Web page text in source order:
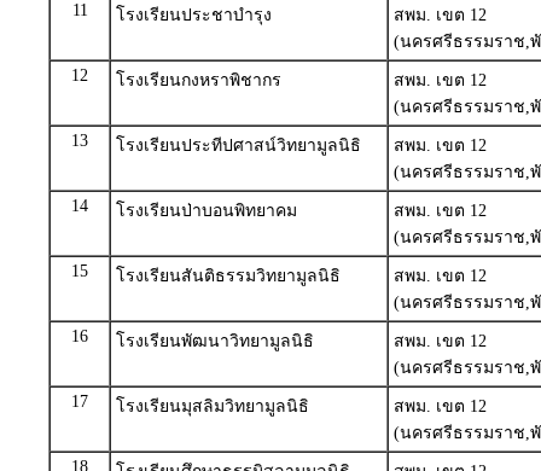
11
โรงเรียนประชาบำรุง
สพม. เขต 12
(นครศรีธรรมราช,
12
โรงเรียนกงหราพิชากร
สพม. เขต 12
(นครศรีธรรมราช,
13
โรงเรียนประทีปศาสน์วิทยามูลนิธิ
สพม. เขต 12
(นครศรีธรรมราช,
14
โรงเรียนป่าบอนพิทยาคม
สพม. เขต 12
(นครศรีธรรมราช,
15
โรงเรียนสันติธรรมวิทยามูลนิธิ
สพม. เขต 12
(นครศรีธรรมราช,
16
โรงเรียนพัฒนาวิทยามูลนิธิ
สพม. เขต 12
(นครศรีธรรมราช,
17
โรงเรียนมุสลิมวิทยามูลนิธิ
สพม. เขต 12
(นครศรีธรรมราช,
18